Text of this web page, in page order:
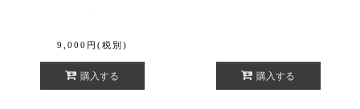
9,000 円 (税別)
購入する 購入する